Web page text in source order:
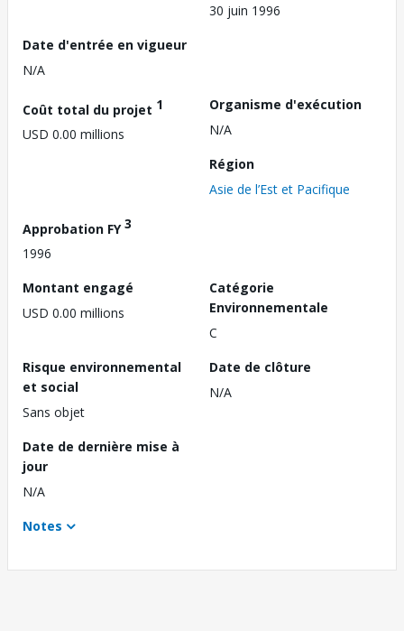
30 juin 1996
Date d'entrée en vigueur
N/A
Coût total du projet 1
USD 0.00 millions
Organisme d'exécution
N/A
Région
Asie de l’Est et Pacifique
Approbation FY3
1996
Montant engagé
USD 0.00 millions
Catégorie
Environnementale
C
Risque environnemental
et social
Sans objet
Date de clôture
N/A
Date de dernière mise à
jour
N/A
Notes